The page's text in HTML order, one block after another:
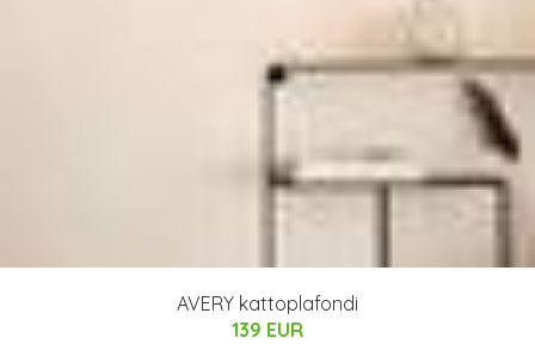
AVERY kattoplafondi
139 EUR